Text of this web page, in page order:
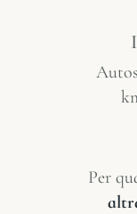
Per